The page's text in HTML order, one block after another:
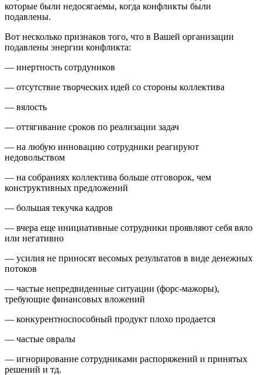
которые были недосягаемы, когда конфликты были
подавлены.
Вот несколько признаков того, что в Вашей организации
подавлены энергии конфликта:
— инертность сотрдуников
— отсутствие творческих идей со стороны коллектива
— вялость
— оттягивание сроков по реализации задач
— на любую инновацию сотрудники реагируют
недовольством
— на собраниях коллектива больше отговорок, чем
конструктивных предложений
— большая текучка кадров
— вчера еще инициативные сотрудники проявляют себя вяло
или негативно
— усилия не приносят весомых результатов в виде денежных
потоков
— частые непредвиденные ситуации (форс-мажоры),
требующие финансовых вложений
— конкурентноспособный продукт плохо продается
— частые овралы
— игнорирование сотрудниками распоряжений и принятых
решений и тд.